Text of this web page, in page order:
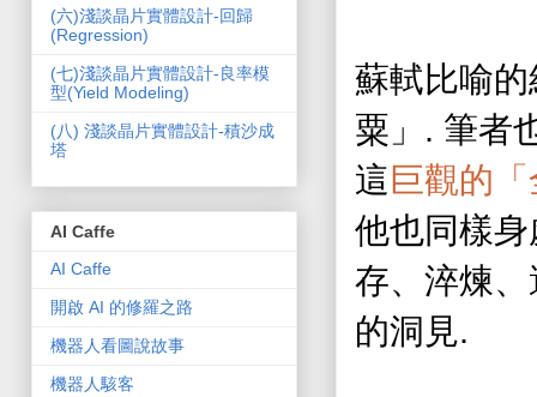
蘇軾比喻的
粟 」 . 筆者
這巨觀的
他也同樣
存、淬煉
的洞見.
(­六)淺談晶片實體設計-回歸
(Regression)
(七)淺談晶片實體設計-良率模
型(Yield Modeling)
(­八) 淺談晶片實體設計-積沙成
塔
AI Caffe
AI Caffe
開啟 AI 的修羅之路
機器人看圖說故事
機器人駭客